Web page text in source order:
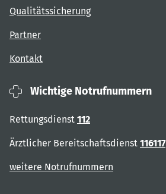
Qualitätssicherung
Partner
Kontakt
Wichtige Notrufnummern
Rettungsdienst 112
Ärztlicher Bereitschaftsdienst 116117
weitere Notrufnummern